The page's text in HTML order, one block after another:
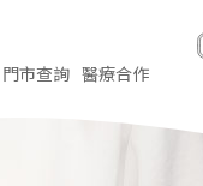
門市查詢 醫療合作